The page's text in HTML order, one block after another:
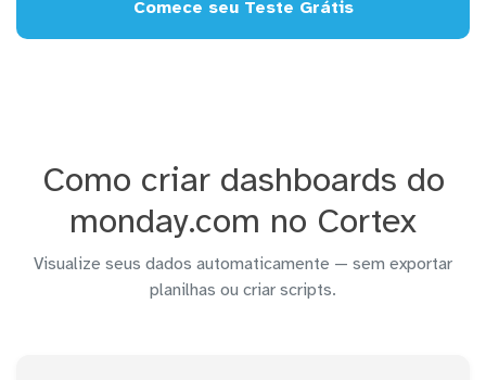
Comece seu Teste Grátis
Como criar dashboards do
monday.com no Cortex
Visualize seus dados automaticamente — sem exportar
planilhas ou criar scripts.